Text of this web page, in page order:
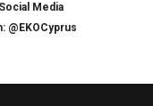
Media
@EKOCyprus